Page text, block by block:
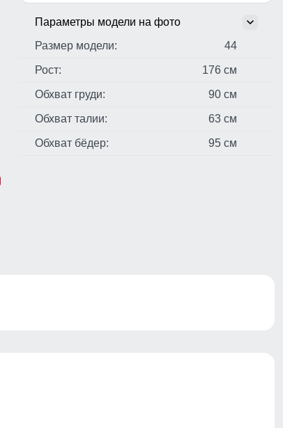
Параметры модели на фото
Размер модели:
44
Рост: 176 см
Обхват груди: 90 см
Обхват талии: 63 см
Обхват бёдер: 95 см